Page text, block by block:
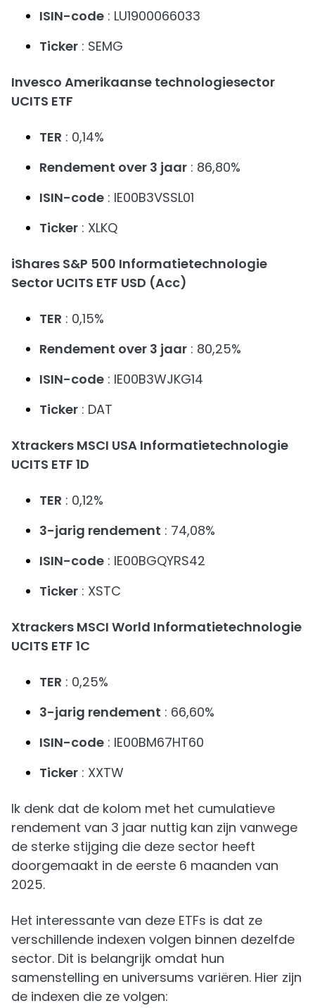
ISIN-code : LU1900066033
Ticker : SEMG
Invesco Amerikaanse technologiesector
UCITS ETF
TER : 0,14%
Rendement over 3 jaar : 86,80%
ISIN-code : IE00B3VSSL01
Ticker : XLKQ
iShares S&P 500 Informatietechnologie
Sector UCITS ETF USD (Acc)
TER : 0,15%
Rendement over 3 jaar : 80,25%
ISIN-code : IE00B3WJKG14
Ticker : DAT
Xtrackers MSCI USA Informatietechnologie
UCITS ETF 1D
TER : 0,12%
3-jarig rendement : 74,08%
ISIN-code : IE00BGQYRS42
Ticker : XSTC
Xtrackers MSCI World Informatietechnologie
UCITS ETF 1C
TER : 0,25%
3-jarig rendement : 66,60%
ISIN-code : IE00BM67HT60
Ticker : XXTW
Ik denk dat de kolom met het cumulatieve
rendement van 3 jaar nuttig kan zijn vanwege
de sterke stijging die deze sector heeft
doorgemaakt in de eerste 6 maanden van
2025.
Het interessante van deze ETFs is dat ze
verschillende indexen volgen binnen dezelfde
sector. Dit is belangrijk omdat hun
samenstelling en universums variëren. Hier zijn
de indexen die ze volgen: